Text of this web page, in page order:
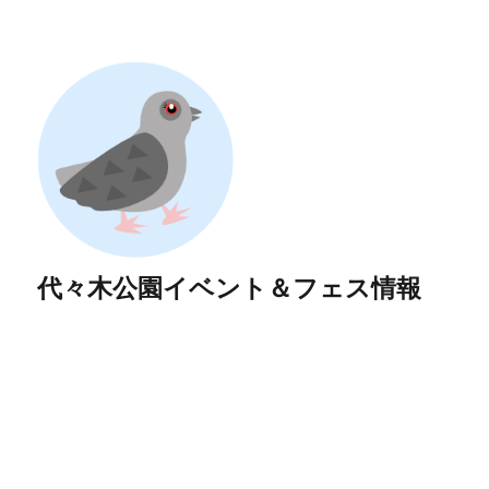
代々木公園イベント＆フェス情報